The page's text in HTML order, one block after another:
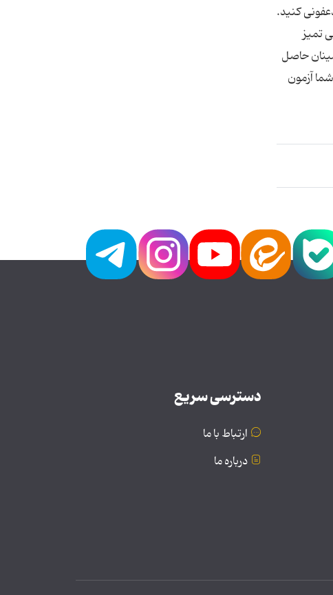
کنید.
الکلی تمیز
تهویه محل آزمون اطمینان حاصل
از شما آزمون
دسترسی سریع
ارتباط با ما
درباره ما